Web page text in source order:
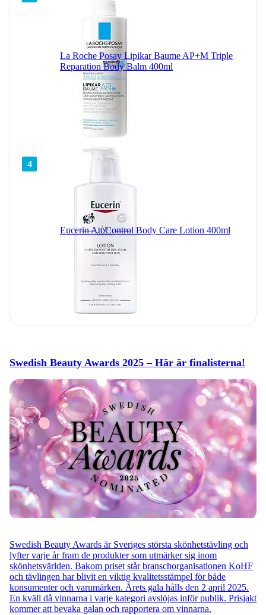
La Roche Posay Lipikar Baume AP+M Triple
Reparation Body Balm 400ml
4
Eucerin AtoControl Body Care Lotion 400ml
Swedish Beauty Awards 2025 – Här är finalisterna!
Swedish Beauty Awards är Sveriges största skönhetstävling och
lyfter varje år fram de produkter som utmärker sig inom
skönhetsvärlden. Bakom priset står branschorganisationen KoHF
och tävlingen har blivit en viktig kvalitetsstämpel för både
konsumenter och varumärken. Årets gala hålls den 2 april 2025.
En kväll då vinnarna i varje kategori avslöjas inför publik. Prisjakt
kommer att bevaka galan och rapportera om vinnarna.